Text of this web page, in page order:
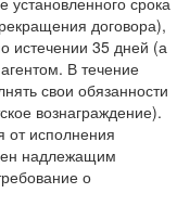
договора),
истечении 35 дней (а
В течение
свои обязанности
вознаграждение).
от исполнения
надлежащим
о